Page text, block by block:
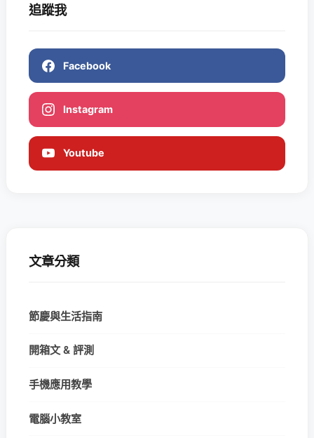
追蹤我
Facebook
Instagram
Youtube
文章分類
節慶與生活指南
開箱文 & 評測
手機應用教學
電腦小教室